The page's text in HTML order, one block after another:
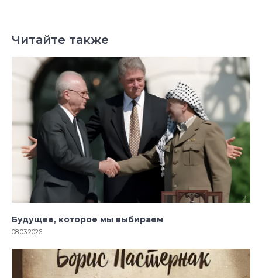
Читайте также
Будущее, которое мы выбираем
08.03.2026